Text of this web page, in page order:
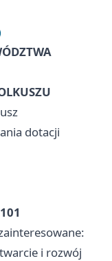
dotacji
i rozwój